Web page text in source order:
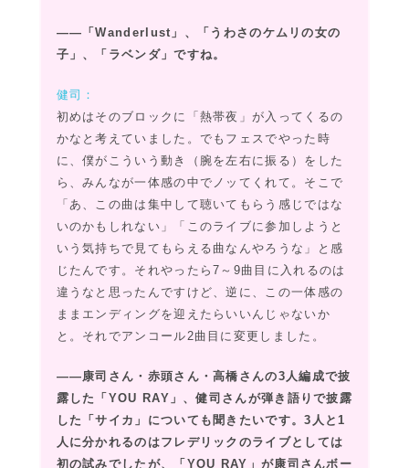
――「Wanderlust」、「うわさのケムリの女の
子」、「ラベンダ」ですね。
健司：
初めはそのブロックに「熱帯夜」が入ってくるの
かなと考えていました。でもフェスでやった時
に、僕がこういう動き（腕を左右に振る）をした
ら、みんなが一体感の中でノッてくれて。そこで
「あ、この曲は集中して聴いてもらう感じではな
いのかもしれない」「このライブに参加しようと
いう気持ちで見てもらえる曲なんやろうな」と感
じたんです。それやったら7～9曲目に入れるのは
違うなと思ったんですけど、逆に、この一体感の
ままエンディングを迎えたらいいんじゃないか
と。それでアンコール2曲目に変更しました。
――康司さん・赤頭さん・高橋さんの3人編成で披
露した「YOU RAY」、健司さんが弾き語りで披露
した「サイカ」についても聞きたいです。3人と1
人に分かれるのはフレデリックのライブとしては
初の試みでしたが、「YOU RAY」が康司さんボー